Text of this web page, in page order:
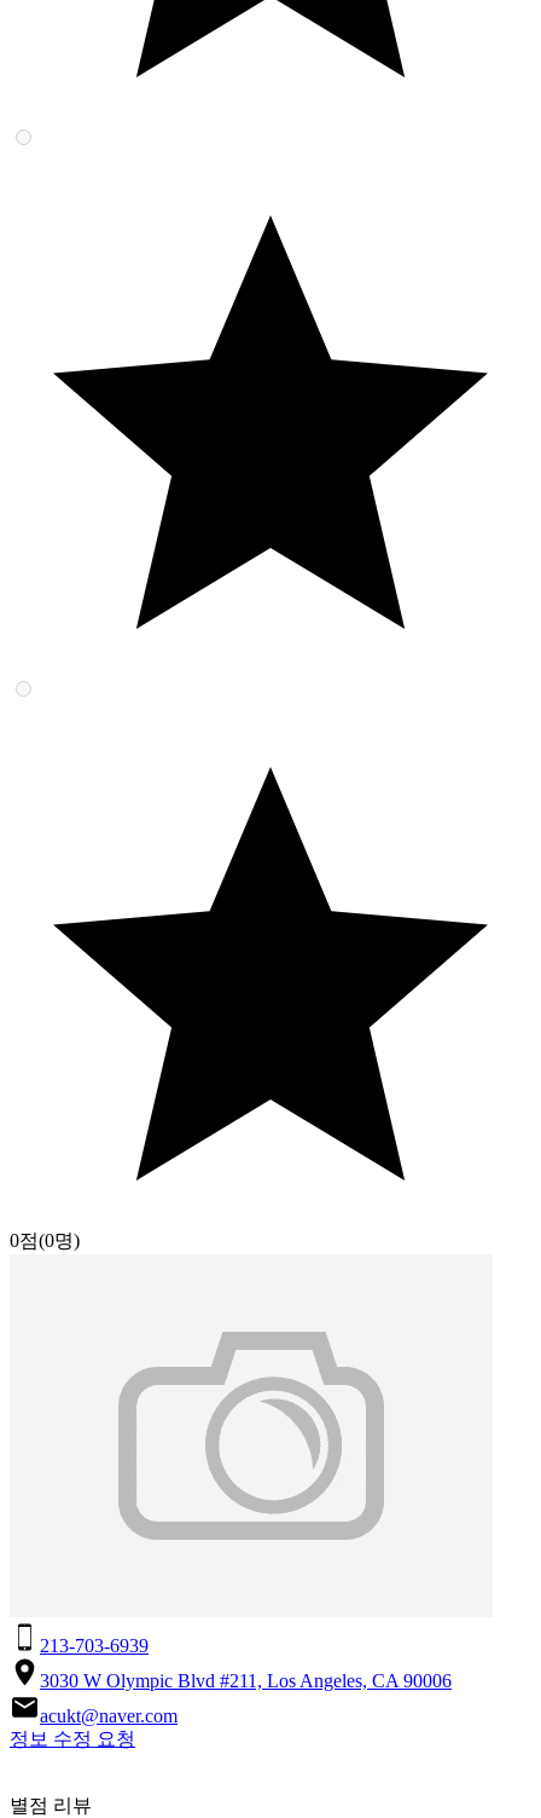
0점(0명)
213-703-6939
3030 W Olympic Blvd #211, Los Angeles, CA 90006
acukt@naver.com
정보 수정 요청
별점 리뷰